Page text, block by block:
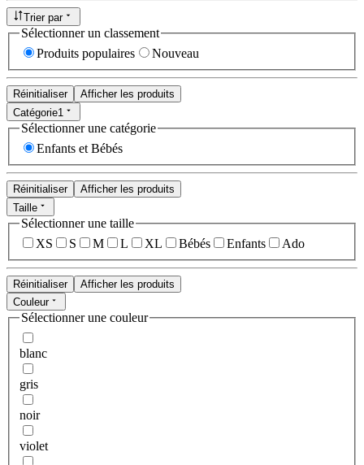
Trier par
Sélectionner un classement
Produits populaires
Nouveau
Réinitialiser
Afficher les produits
Catégorie1
Sélectionner une catégorie
Enfants et Bébés
Réinitialiser
Afficher les produits
Taille
Sélectionner une taille
XS
S M L XL Bébés Enfants Ado
Réinitialiser
Afficher les produits
Couleur
Sélectionner une couleur
blanc
gris
noir
violet